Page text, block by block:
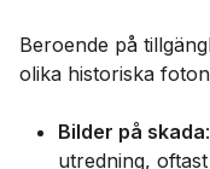
Beroende på
olika historiska
Bilder på skada
utredning,